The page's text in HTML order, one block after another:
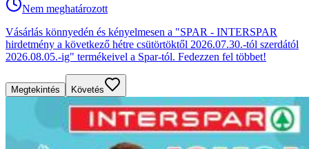
Nem meghatározott
Vásárlás könnyedén és kényelmesen a "SPAR - INTERSPAR
hirdetmény a következő hétre csütörtöktől 2026.07.30.-tól szerdától
2026.08.05.-ig" termékeivel a Spar-tól. Fedezzen fel többet!
Megtekintés Követés